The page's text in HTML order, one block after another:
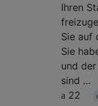
Ihren
Sie auf
Sie
und
sind …
22